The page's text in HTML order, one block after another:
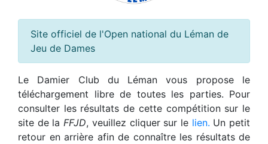
Site officiel de l'Open national du Léman de
Jeu de Dames
Le Damier Club du Léman vous propose le
téléchargement libre de toutes les parties. Pour
consulter les résultats de cette compétition sur le
site de la FFJD, veuillez cliquer sur le lien. Un petit
retour en arrière afin de connaître les résultats de